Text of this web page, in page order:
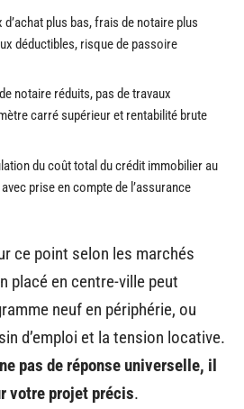
plus bas, frais de notaire plus
déductibles, risque de passoire
notaire réduits, pas de travaux
carré supérieur et rentabilité brute
du coût total du crédit immobilier au
prise en compte de l’assurance
ce point selon les marchés
placé en centre-ville peut
neuf en périphérie, ou
d’emploi et la tension locative.
pas de réponse universelle, il
votre projet précis.